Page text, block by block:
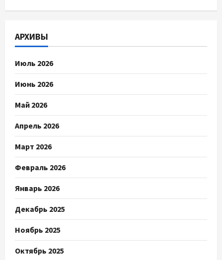
АРХИВЫ
Июль 2026
Июнь 2026
Май 2026
Апрель 2026
Март 2026
Февраль 2026
Январь 2026
Декабрь 2025
Ноябрь 2025
Октябрь 2025